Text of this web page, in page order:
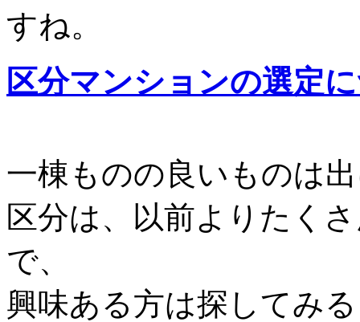
すね。
区分マンションの選定
一棟ものの良いものは
区分は、以前よりたく
で、
興味ある方は探してみ